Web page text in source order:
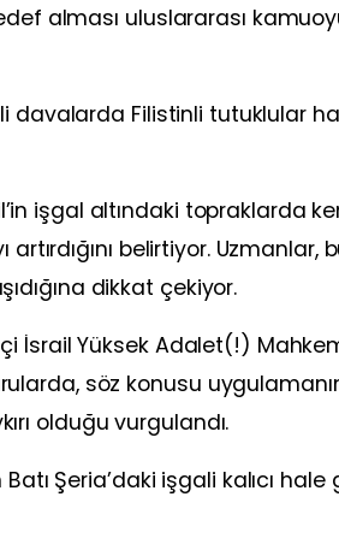
alması uluslararası
davalarda Filistinli tutuklular
işgal altındaki topraklarda
belirtiyor. Uzmanlar,
dikkat çekiyor.
İsrail Yüksek Adalet(!)
söz konusu
olduğu vurgulandı.
Şeria’daki işgali kalıcı